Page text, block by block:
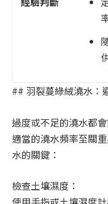
## 羽裂蔓綠絨澆水：
過度或不足的澆水都
適當的澆水頻率至關
水的關鍵：
檢查土壤濕度：